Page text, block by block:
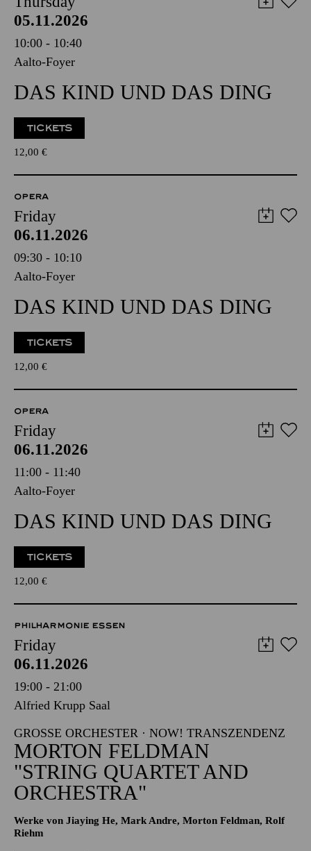
05.11.2026
10:00 - 10:40
Aalto-Foyer
DAS KIND UND DAS DING
TICKETS
12,00 €
OPERA
Friday
06.11.2026
09:30 - 10:10
Aalto-Foyer
DAS KIND UND DAS DING
TICKETS
12,00 €
OPERA
Friday
06.11.2026
11:00 - 11:40
Aalto-Foyer
DAS KIND UND DAS DING
TICKETS
12,00 €
PHILHARMONIE ESSEN
Friday
06.11.2026
19:00 - 21:00
Alfried Krupp Saal
GROSSE ORCHESTER · NOW! TRANSZENDENZ
MORTON FELDMAN
"STRING QUARTET AND
ORCHESTRA"
Werke von Jiaying He, Mark Andre, Morton Feldman, Rolf
Riehm